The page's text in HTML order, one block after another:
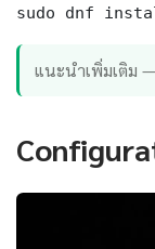
sudo dnf
แนะนำเพิ่มเติม